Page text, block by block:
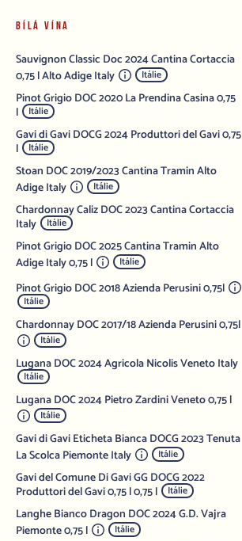
BÍLÁ VÍNA
Sauvignon Classic Doc 2024 Cantina Cortaccia
0,75 l Alto Adige Italy
Itálie
Pinot Grigio DOC 2020 La Prendina Casina 0,75
l Itálie
Gavi di Gavi DOCG 2024 Produttori del Gavi 0,75
l Itálie
Stoan DOC 2019/2023 Cantina Tramin Alto
Adige Italy
Itálie
Chardonnay Caliz DOC 2023 Cantina Cortaccia
Italy Itálie
Pinot Grigio DOC 2025 Cantina Tramin Alto
Adige Italy 0,75 l
Itálie
Pinot Grigio DOC 2018 Azienda Perusini 0,75l
Itálie
Chardonnay DOC 2017/18 Azienda Perusini 0,75l
Itálie
Lugana DOC 2024 Agricola Nicolis Veneto Italy
Itálie
Lugana DOC 2024 Pietro Zardini Veneto 0,75 l
Itálie
Gavi di Gavi Eticheta Bianca DOCG 2023 Tenuta
La Scolca Piemonte Italy
Itálie
Gavi del Comune Di Gavi GG DOCG 2022
Produttori del Gavi 0,75 l 0,75 l Itálie
Langhe Bianco Dragon DOC 2024 G.D. Vajra
Piemonte 0,75 l
Itálie